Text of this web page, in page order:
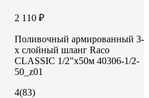
2 110 ₽
Поливочный армированный 3-
х слойный шланг Raco
CLASSIC 1/2"x50м 40306-1/2-
50_z01
4(83)